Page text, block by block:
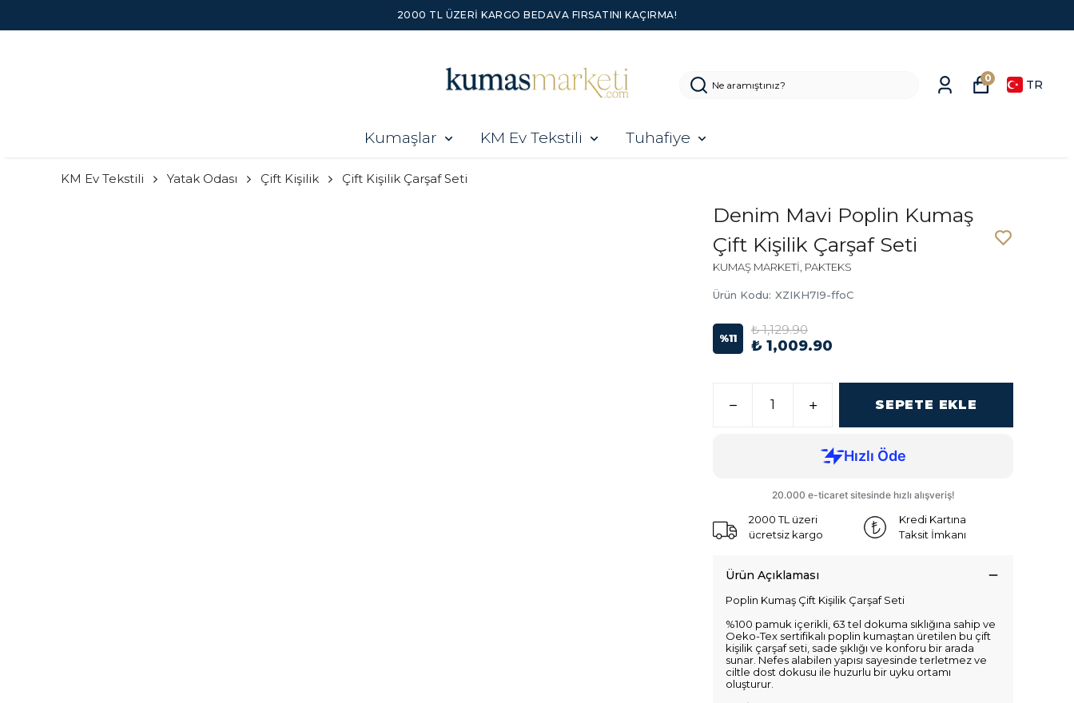
2000 TL ÜZERI KARGO BEDAVA FIRSATINI KAÇIRMA!
Kumaşlar KM Ev Tekstili Tuhafiye
0 TR
KM Ev Tekstili Yatak Odası Çift Kişilik Çift Kişilik Çarşaf Seti
Denim Mavi Poplin Kumaş
Çift Kişilik Çarşaf Seti
KUMAŞ MARKETİ, PAKTEKS
Ürün Kodu: XZIKH7I9-ffoC
%11
₺ 1,129.90
₺ 1,009.90
SEPETE EKLE
2000 TL üzeri
ücretsiz kargo
Kredi Kartına
Taksit İmkanı
Ürün Açıklaması
Poplin Kumaş Çift Kişilik Çarşaf Seti
%100 pamuk içerikli, 63 tel dokuma sıklığına sahip ve
Oeko-Tex sertifikalı poplin kumaştan üretilen bu çift
kişilik çarşaf seti, sade şıklığı ve konforu bir arada
sunar. Nefes alabilen yapısı sayesinde terletmez ve
ciltle dost dokusu ile huzurlu bir uyku ortamı
oluşturur.